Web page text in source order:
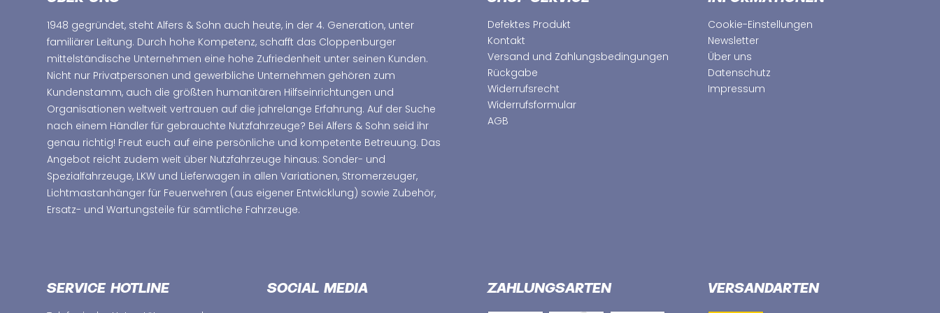
1948 gegründet, steht Alfers & Sohn auch heute, in der 4. Generation, unter
familiärer Leitung. Durch hohe Kompetenz, schafft das Cloppenburger
mittelständische Unternehmen eine hohe Zufriedenheit unter seinen Kunden.
Nicht nur Privatpersonen und gewerbliche Unternehmen gehören zum
Kundenstamm, auch die größten humanitären Hilfseinrichtungen und
Organisationen weltweit vertrauen auf die jahrelange Erfahrung. Auf der Suche
nach einem Händler für gebrauchte Nutzfahrzeuge? Bei Alfers & Sohn seid ihr
genau richtig! Freut euch auf eine persönliche und kompetente Betreuung. Das
Angebot reicht zudem weit über Nutzfahrzeuge hinaus: Sonder- und
Spezialfahrzeuge, LKW und Lieferwagen in allen Variationen, Stromerzeuger,
Lichtmastanhänger für Feuerwehren (aus eigener Entwicklung) sowie Zubehör,
Ersatz- und Wartungsteile für sämtliche Fahrzeuge.
Defektes Produkt
Kontakt
Versand und Zahlungsbedingungen
Rückgabe
Widerrufsrecht
Widerrufsformular
AGB
Cookie-Einstellungen
Newsletter
Über uns
Datenschutz
Impressum
SERVICE HOTLINE SOCIAL MEDIA ZAHLUNGSARTEN VERSANDARTEN